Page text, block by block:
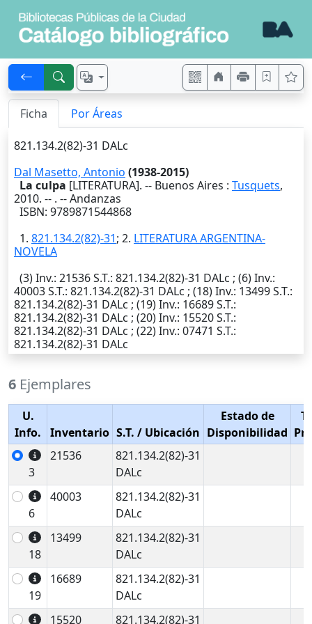
Ficha Por Áreas
821.134.2(82)-31 DALc
Dal Masetto, Antonio (1938-2015)
La culpa [LITERATURA]. -- Buenos Aires : Tusquets,
2010. -- . -- Andanzas
ISBN: 9789871544868
1. 821.134.2(82)-31; 2. LITERATURA ARGENTINA-
NOVELA
(3)Inv.: 21536S.T.: 821.134.2(82)-31 DALc ; (6)Inv.:
40003S.T.: 821.134.2(82)-31 DALc ; (18)Inv.: 13499S.T.:
821.134.2(82)-31 DALc ; (19)Inv.: 16689S.T.:
821.134.2(82)-31 DALc ; (20)Inv.: 15520S.T.:
821.134.2(82)-31 DALc ; (22)Inv.: 07471 S.T.:
821.134.2(82)-31 DALc
6 Ejemplares
U.
Info.
Inventario S.T. / Ubicación
Estado de
Disponibilidad
3
21536
821.134.2(82)-31
DALc
6
40003
821.134.2(82)-31
DALc
18
13499
821.134.2(82)-31
DALc
19
16689
821.134.2(82)-31
DALc
15520
821.134.2(82)-31